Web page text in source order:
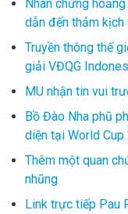
Nhân chứng
dẫn đến thảm
Truyền thông thế
giải VĐQG
MU nhận tin vui
Bồ Đào Nha phũ
diện tại World Cup
Thêm một quan
nhũng
Link trực tiếp Pau